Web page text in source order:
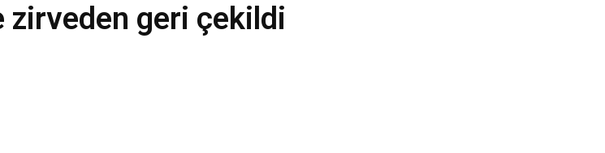
zirveden geri çekildi